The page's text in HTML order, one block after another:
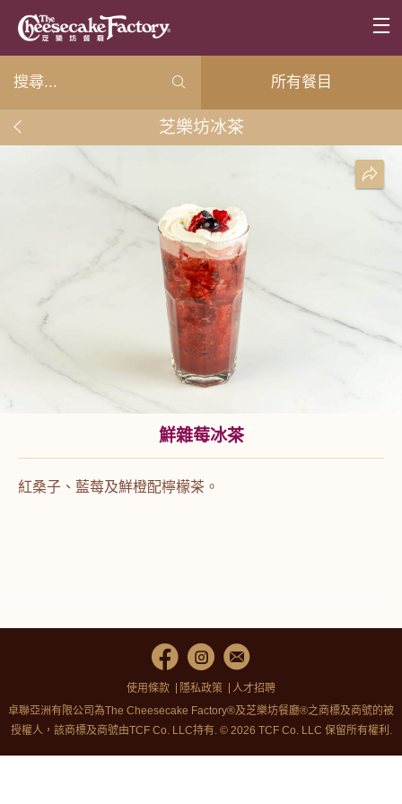
所有餐目
芝樂坊冰茶
鮮雜莓冰茶
紅桑子、藍莓及鮮橙配檸檬茶。
使用條款 隱私政策
人才招聘
卓聯亞洲有限公司為The Cheesecake Factory®及芝樂坊餐廳®之商標及商號的被
授權人，該商標及商號由TCF Co. LLC持有. © 2026 TCF Co. LLC 保留所有權利.